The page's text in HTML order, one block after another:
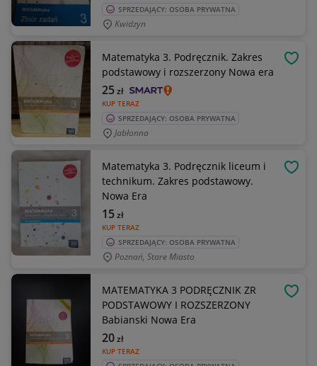
SPRZEDAJĄCY: OSOBA PRYWATNA
Kwidzyn
Matematyka 3. Podręcznik. Zakres
podstawowy i rozszerzony Nowa era
KUP TERAZ
25zł
SPRZEDAJĄCY: OSOBA PRYWATNA
Jabłonna
Matematyka 3. Podręcznik liceum i
technikum. Zakres podstawowy.
Nowa Era
KUP TERAZ
15zł
SPRZEDAJĄCY: OSOBA PRYWATNA
Poznań, Stare Miasto
MATEMATYKA 3 PODRĘCZNIK ZR
PODSTAWOWY I ROZSZERZONY
Babianski Nowa Era
KUP TERAZ
20zł